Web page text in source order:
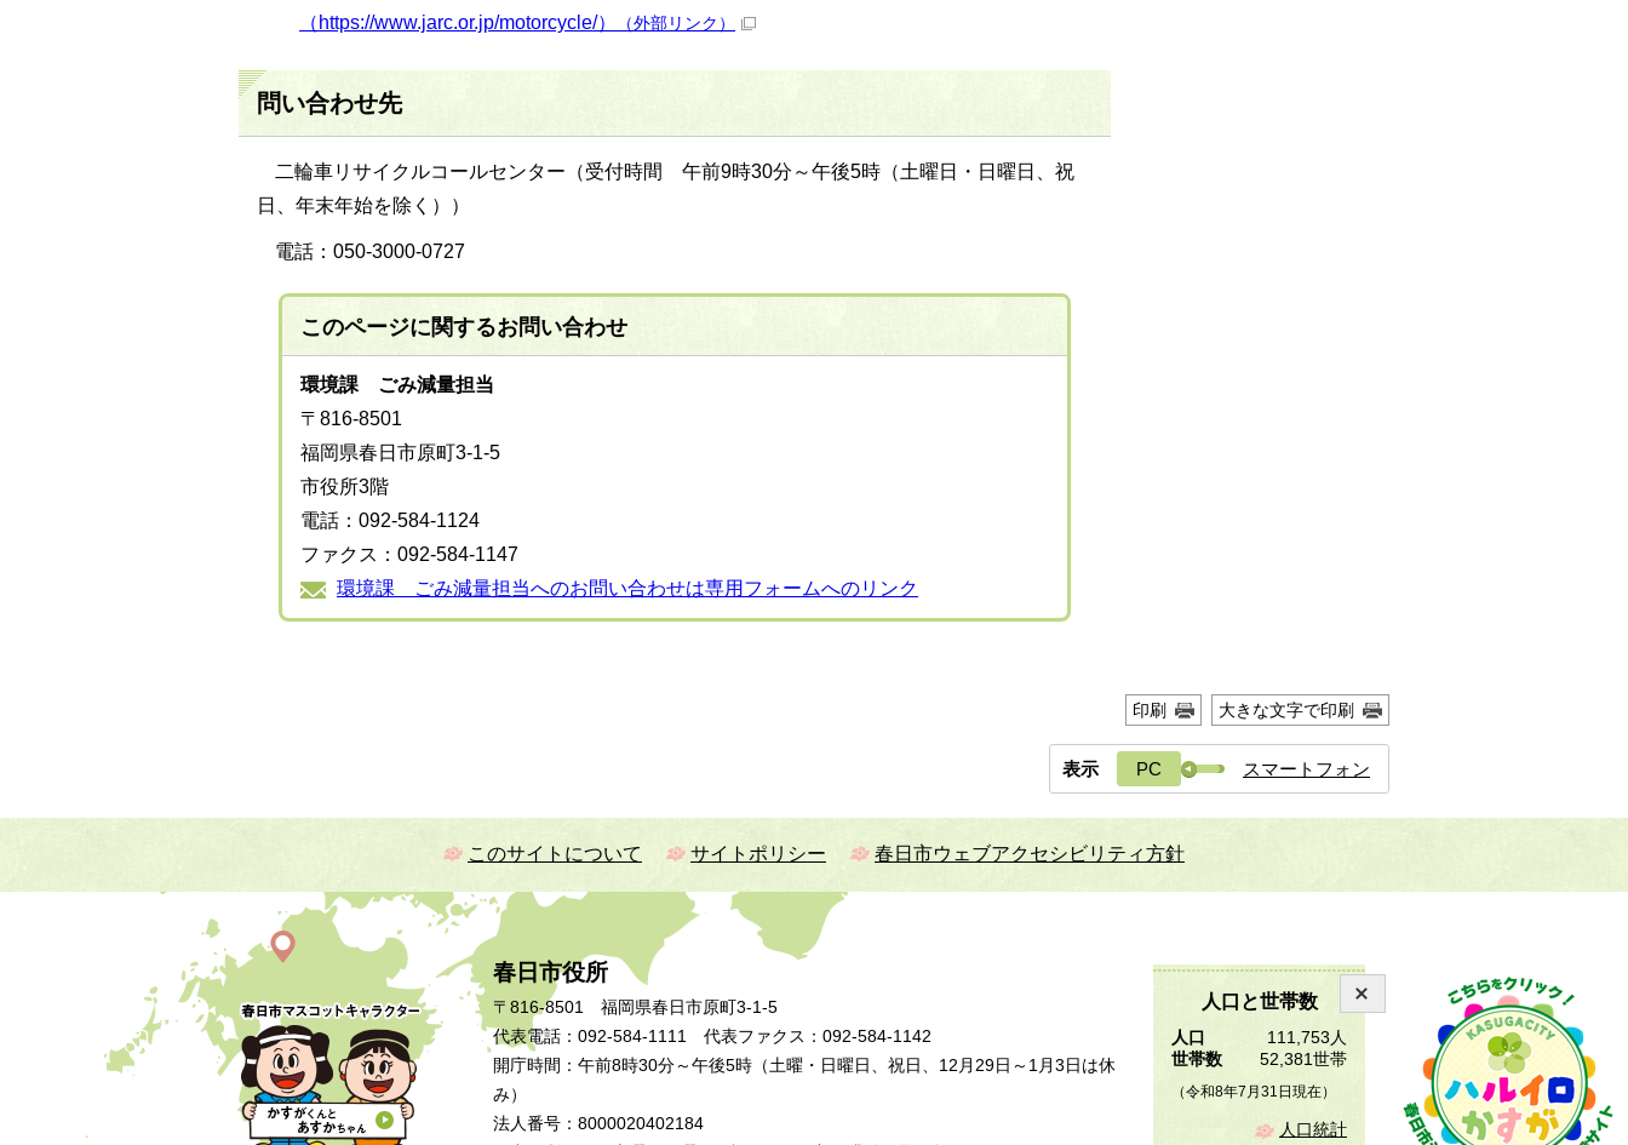
（https://www.jarc.or.jp/motorcycle/）
（外部リンク）
問い合わせ先
二輪車リサイクルコールセンター（受付時間 午前9時30分～午後5時（土曜日・日曜日、祝
日、年末年始を除く））
電話：050-3000-0727
このページに関するお問い合わせ
環境課 ごみ減量担当
〒816-8501
福岡県春日市原町3-1-5
市役所3階
電話：092-584-1124
ファクス：092-584-1147
環境課 ごみ減量担当へのお問い合わせは専用フォームへのリンク
印刷 大きな文字で印刷
表示 PC スマートフォン
このサイトについて サイトポリシー 春日市ウェブアクセシビリティ方針
人口と世帯数
人口
111,753人
世帯数
52,381世帯
（令和8年7月31日現在）
人口統計
春日市役所
〒816-8501 福岡県春日市原町3-1-5
代表電話：092-584-1111 代表ファクス：092-584-1142
開庁時間：午前8時30分～午後5時（土曜・日曜日、祝日、12月29日～1月3日は休
み）
法人番号：8000020402184